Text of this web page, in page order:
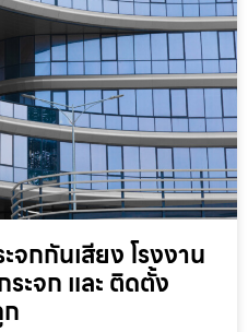
จกกันเสียง โรงงาน
ะจก และ ติดตั้ง